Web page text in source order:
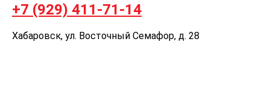
+7 (929) 411-71-14
Хабаровск, ул. Восточный Семафор, д. 28